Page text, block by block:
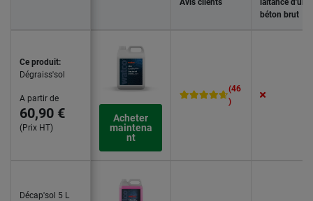
Avis clients
laitance d'un
béton brut
Ce produit:
Dégraiss'sol
A partir de
60,90 €
(Prix HT)
Acheter
maintena
nt
(46
)
Décap'sol 5 L